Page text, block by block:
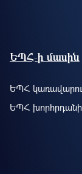
ԵՊՀ-ի մասին
ԵՊՀ
ԵՊՀ